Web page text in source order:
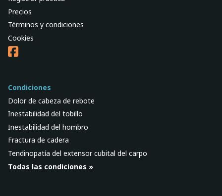
Precios
Términos y condiciones
Cookies
Condiciones
Dolor de cabeza de rebote
Inestabilidad del tobillo
Inestabilidad del hombro
Fractura de cadera
Tendinopatía del extensor cubital del carpo
Todas las condiciones »